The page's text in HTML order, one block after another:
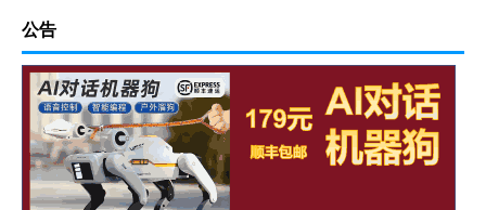
公告